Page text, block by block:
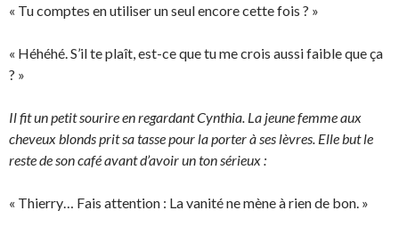
« Tu comptes en utiliser un seul encore cette fois ? »
« Héhéhé. S’il te plaît, est-ce que tu me crois aussi faible que ça
? »
Il fit un petit sourire en regardant Cynthia. La jeune femme aux
cheveux blonds prit sa tasse pour la porter à ses lèvres. Elle but le
reste de son café avant d’avoir un ton sérieux :
« Thierry… Fais attention : La vanité ne mène à rien de bon. »